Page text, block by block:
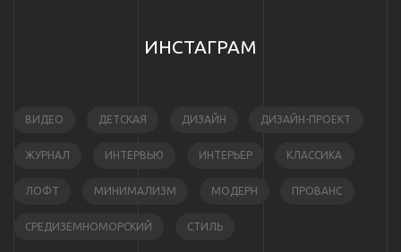
ИНСТАГРАМ
ВИДЕО ДЕТСКАЯ ДИЗАЙН ДИЗАЙН-ПРОЕКТ
ЖУРНАЛ ИНТЕРВЬЮ ИНТЕРЬЕР КЛАССИКА
ЛОФТ МИНИМАЛИЗМ МОДЕРН ПРОВАНС
СРЕДИЗЕМНОМОРСКИЙ СТИЛЬ